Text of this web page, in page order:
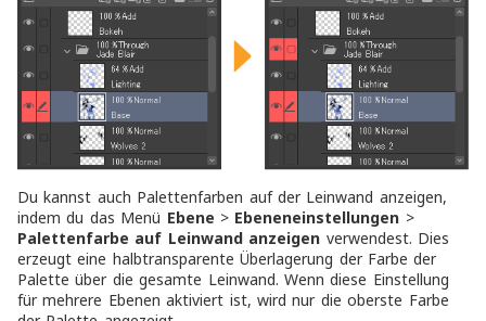
Du kannst auch Palettenfarben auf der Leinwand anzeigen,
indem du das Menü Ebene > Ebeneneinstellungen >
Palettenfarbe auf Leinwand anzeigen verwendest. Dies
erzeugt eine halbtransparente Überlagerung der Farbe der
Palette über die gesamte Leinwand. Wenn diese Einstellung
für mehrere Ebenen aktiviert ist, wird nur die oberste Farbe